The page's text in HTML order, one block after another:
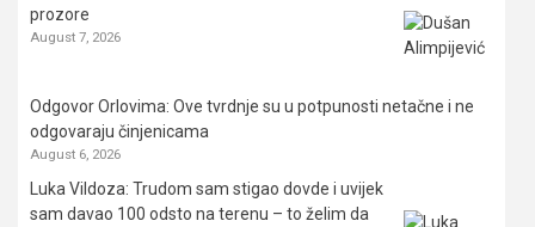
prozore
August 7, 2026
Odgovor Orlovima: ​Ove tvrdnje su u potpunosti netačne i ne
odgovaraju činjenicama
August 6, 2026
Luka Vildoza: Trudom sam stigao dovde i uvijek
sam davao 100 odsto na terenu – to želim da